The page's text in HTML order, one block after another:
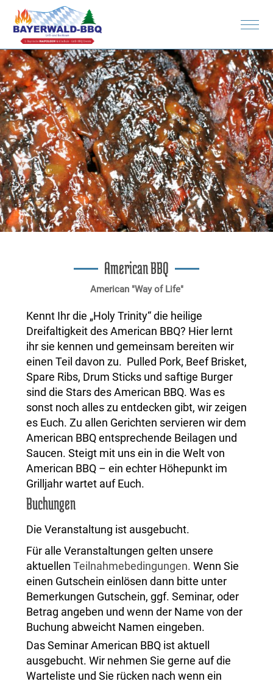
Rezepte
Spenden
Bilder
American BBQ
American "Way of Life"
Kennt Ihr die „Holy Trinity“ die heilige
Dreifaltigkeit des American BBQ? Hier lernt
ihr sie kennen und gemeinsam bereiten wir
einen Teil davon zu. Pulled Pork, Beef Brisket,
Spare Ribs, Drum Sticks und saftige Burger
sind die Stars des American BBQ. Was es
sonst noch alles zu entdecken gibt, wir zeigen
es Euch. Zu allen Gerichten servieren wir dem
American BBQ entsprechende Beilagen und
Saucen. Steigt mit uns ein in die Welt von
American BBQ – ein echter Höhepunkt im
Grilljahr wartet auf Euch.
Buchungen
Die Veranstaltung ist ausgebucht.
Für alle Veranstaltungen gelten unsere
aktuellen Teilnahmebedingungen. Wenn Sie
einen Gutschein einlösen dann bitte unter
Bemerkungen Gutschein, ggf. Seminar, oder
Betrag angeben und wenn der Name von der
Buchung abweicht Namen eingeben.
Das Seminar American BBQ ist aktuell
ausgebucht. Wir nehmen Sie gerne auf die
Warteliste und Sie rücken nach wenn ein